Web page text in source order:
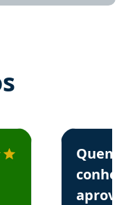
Concursos em
Estudante
Quem
aprova